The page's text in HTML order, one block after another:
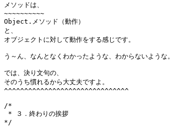
メソッドは、
~~~~~~~~~~
Object.メソッド（動作）
と、
オブジェクトに対して動作をする感じです。
う～ん、なんとなくわかったような、わからないような。
では、決り文句の、
そのうち慣れるから大丈夫ですよ。
^^^^^^^^^^^^^^^^^^^^^^^^^^^^^^^
/*
* ３．終わりの挨拶
*/